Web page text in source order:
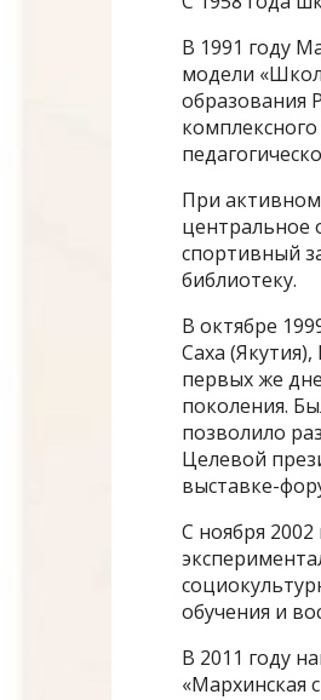
В 1991 году
модели
образования
При
центральное
спортивный
библиотеку.
В октябре
Саха
первых же
поколения.
позволило
Целевой
выставке-
С ноября
обучения и
В 2011 году
«Мархинская